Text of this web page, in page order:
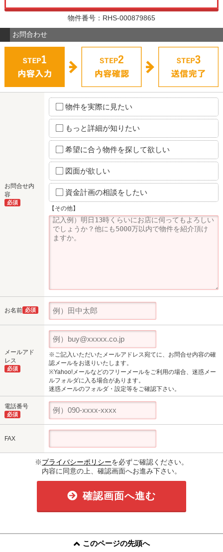
物件番号：RHS-000879865
お問合わせ
お問合せ内
容
必須
物件を実際に見たい
もっと詳細が知りたい
希望に合う物件を探して欲しい
図面が欲しい
資金計画の相談をしたい
【その他】
お名前 必須
メールアド
レス
必須
※ご記入いただいたメールアドレス宛てに、お問合せ内容の確
認メールをお送りいたします。
※Yahoo!メールなどのフリーメールをご利用の場合、迷惑メー
ルフォルダに入る場合があります。
迷惑メールのフォルダ・設定等をご確認下さい。
電話番号
必須
FAX
※プライバシーポリシーを必ずご確認ください。
内容に同意の上、確認画面へお進み下さい。
確認画面へ進む
このページの先頭へ